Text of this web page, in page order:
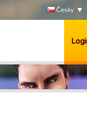
Česky